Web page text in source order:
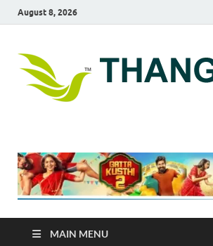
August 8, 2026
MAIN MENU